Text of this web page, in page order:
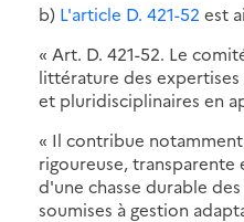
b) L'article D. 421-52 est
« Art. D. 421-52. Le
littérature des
et pluridisciplinaires en
« Il contribue
rigoureuse, transparente
d'une chasse durable
soumises à gestion